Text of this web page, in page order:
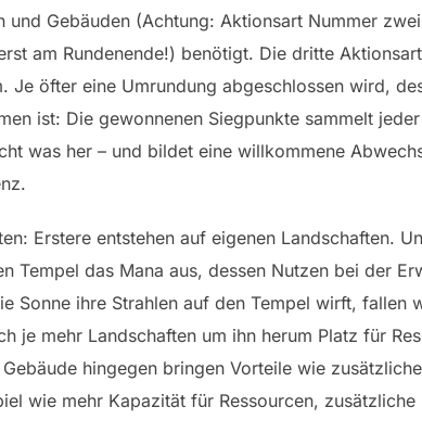
Gebäuden (Achtung: Aktionsart Nummer
am Rundenende!) benötigt. Die dritte
Je öfter eine Umrundung abgeschlossen wird,
ist: Die gewonnenen Siegpunkte sammelt
was her – und bildet eine willkommene
Erstere entstehen auf eigenen Landschaften.
Tempel das Mana aus, dessen Nutzen bei der
Sonne ihre Strahlen auf den Tempel wirft, fallen
je mehr Landschaften um ihn herum Platz für
hingegen bringen Vorteile wie
wie mehr Kapazität für Ressourcen, zusätzliche